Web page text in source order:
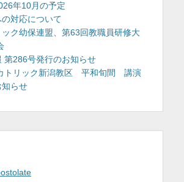
年10月の予定
対応について
ック幼保連盟、第63回教職員研修大
第286号発行のお知らせ
リック新潟教区 平和旬間 講演
らせ